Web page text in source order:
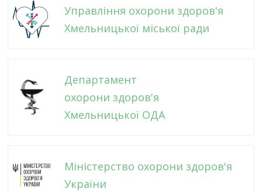
Управління охорони здоров'я
Хмельницької міської ради
Департамент
охорони здоров'я
Хмельницької ОДА
Міністерство охорони здоров'я
України